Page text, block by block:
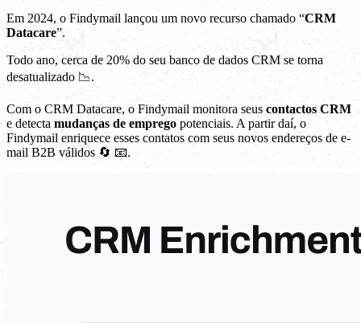
Em 2024, o Findymail lançou um novo recurso chamado “CRM
Datacare”.
Todo ano, cerca de 20% do seu banco de dados CRM se torna
desatualizado 📉.
Com o CRM Datacare, o Findymail monitora seus contactos CRM
e detecta mudanças de emprego potenciais. A partir daí, o
Findymail enriquece esses contatos com seus novos endereços de e-
mail B2B válidos 🔄 📧.